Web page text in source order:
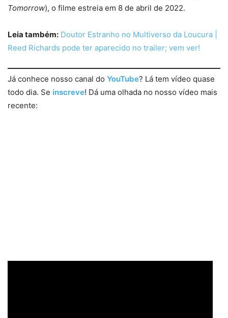
Tomorrow), o filme estreia em 8 de abril de 2022.
Leia também: Doutor Estranho no Multiverso da Loucura |
Reed Richards pode ter aparecido no trailer; vem ver!
Já conhece nosso canal do YouTube? Lá tem vídeo quase
todo dia. Se inscreve! Dá uma olhada no nosso vídeo mais
recente: